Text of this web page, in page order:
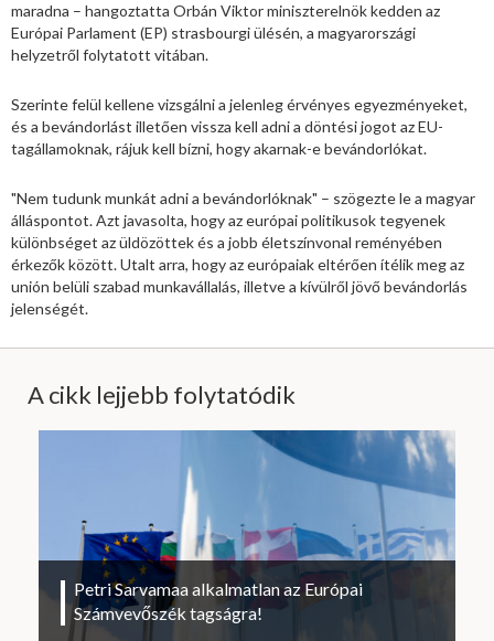
maradna – hangoztatta Orbán Viktor miniszterelnök kedden az
Európai Parlament (EP) strasbourgi ülésén, a magyarországi
helyzetről folytatott vitában.
Szerinte felül kellene vizsgálni a jelenleg érvényes egyezményeket,
és a bevándorlást illetően vissza kell adni a döntési jogot az EU-
tagállamoknak, rájuk kell bízni, hogy akarnak-e bevándorlókat.
"Nem tudunk munkát adni a bevándorlóknak" – szögezte le a magyar
álláspontot. Azt javasolta, hogy az európai politikusok tegyenek
különbséget az üldözöttek és a jobb életszínvonal reményében
érkezők között. Utalt arra, hogy az európaiak eltérően ítélik meg az
unión belüli szabad munkavállalás, illetve a kívülről jövő bevándorlás
jelenségét.
A cikk lejjebb folytatódik
Petri Sarvamaa alkalmatlan az Európai
Számvevőszék tagságra!